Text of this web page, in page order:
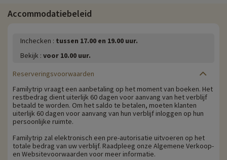
Accommodatiebeleid
Inchecken : tussen 17.00 en 19.00 uur.
Bekijk : voor 10.00 uur.
Reserveringsvoorwaarden
Familytrip vraagt een aanbetaling op het moment van boeken. Het
restbedrag dient uiterlijk 60 dagen voor aanvang van het verblijf
betaald te worden. Om het saldo te betalen, moeten klanten
uiterlijk 60 dagen voor aanvang van hun verblijf inloggen op hun
persoonlijke ruimte.
Familytrip zal elektronisch een pre-autorisatie uitvoeren op het
totale bedrag van uw verblijf. Raadpleeg onze Algemene Verkoop-
en Websitevoorwaarden voor meer informatie.